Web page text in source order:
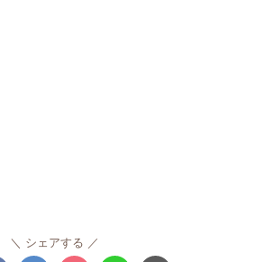
シェアする